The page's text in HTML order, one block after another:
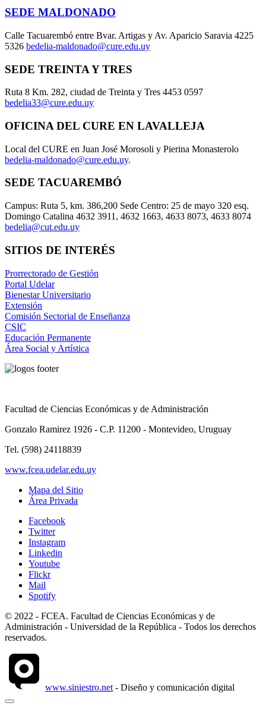
SEDE MALDONADO
Calle Tacuarembó entre Bvar. Artigas y Av. Aparicio Saravia 4225
5326 bedelia-maldonado@cure.edu.uy
SEDE TREINTA Y TRES
Ruta 8 Km. 282, ciudad de Treinta y Tres 4453 0597
bedelia33@cure.edu.uy
OFICINA DEL CURE EN LAVALLEJA
Local del CURE en Juan José Morosoli y Pierina Monasterolo
bedelia-maldonado@cure.edu.uy.
SEDE TACUAREMBÓ
Campus: Ruta 5, km. 386,200 Sede Centro: 25 de mayo 320 esq.
Domingo Catalina 4632 3911, 4632 1663, 4633 8073, 4633 8074
bedelia@cut.edu.uy
SITIOS DE INTERÉS
Prorrectorado de Gestión
Portal Udelar
Bienestar Universitario
Extensión
Comisión Sectorial de Enseñanza
CSIC
Educación Permanente
Área Social y Artística
Facultad de Ciencias Económicas y de Administración
Gonzalo Ramirez 1926 - C.P. 11200 - Montevideo, Uruguay
Tel. (598) 24118839
www.fcea.udelar.edu.uy
Mapa del Sitio
Área Privada
Facebook
Twitter
Instagram
Linkedin
Youtube
Flickr
Mail
Spotify
© 2022 - FCEA. Facultad de Ciencias Económicas y de
Administración - Universidad de la República - Todos los derechos
reservados.
www.siniestro.net - Diseño y comunicación digital